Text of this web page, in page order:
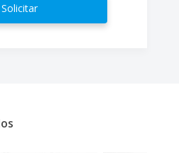
Solicitar